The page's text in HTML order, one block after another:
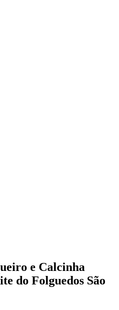
e Calcinha
do Folguedos São